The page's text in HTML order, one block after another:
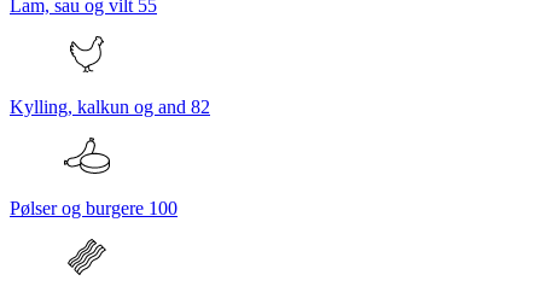
Lam, sau og vilt 55
Kylling, kalkun og and 82
Pølser og burgere 100